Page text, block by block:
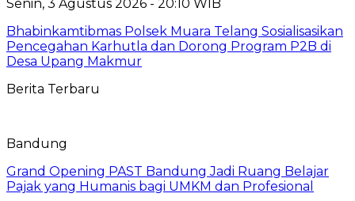
Senin, 3 Agustus 2026 - 20:10 WIB
Bhabinkamtibmas Polsek Muara Telang Sosialisasikan
Pencegahan Karhutla dan Dorong Program P2B di
Desa Upang Makmur
Berita Terbaru
Bandung
Grand Opening PAST Bandung Jadi Ruang Belajar
Pajak yang Humanis bagi UMKM dan Profesional